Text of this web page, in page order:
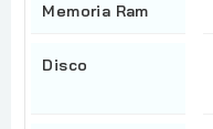
Memoria Ram
Disco